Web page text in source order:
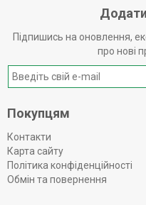
Підпишись на оновлення,
про нові
Покупцям
Контакти
Карта сайту
Політика конфіденційності
Обмін та повернення